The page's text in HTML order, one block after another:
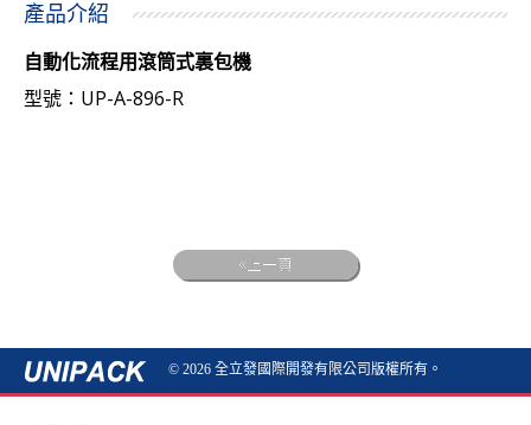
產品介紹
自動化流程用滾筒式裏包機
型號： UP-A-896-R
上一頁
© 2026 全立發國際開發有限公司版權所有。